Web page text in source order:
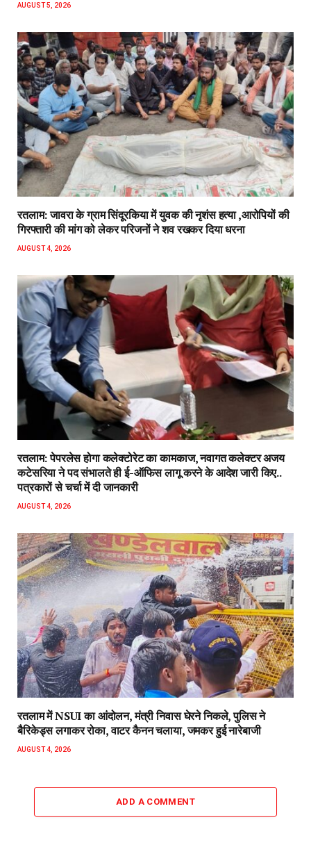
AUGUST 5, 2026
रतलाम: जावरा के ग्राम सिंदूरकिया में युवक की नृशंस हत्या ,आरोपियों की
गिरफ्तारी की मांग को लेकर परिजनों ने शव रखकर दिया धरना
AUGUST 4, 2026
रतलाम: पेपरलेस होगा कलेक्टोरेट का कामकाज, नवागत कलेक्टर अजय
कटेसरिया ने पद संभालते ही ई-ऑफिस लागू करने के आदेश जारी किए..
पत्रकारों से चर्चा में दी जानकारी
AUGUST 4, 2026
रतलाम में NSUI का आंदोलन, मंत्री निवास घेरने निकले, पुलिस ने
बैरिकेड्स लगाकर रोका, वाटर कैनन चलाया, जमकर हुई नारेबाजी
AUGUST 4, 2026
ADD A COMMENT